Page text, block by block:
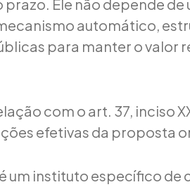
Ele não depende de
automático,
para manter o valor
com o art. 37, inciso
efetivas da proposta
um instituto específico